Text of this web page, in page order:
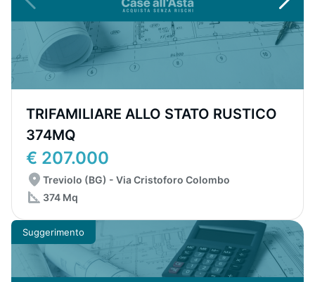
TRIFAMILIARE ALLO STATO RUSTICO
374MQ
€ 207.000
Treviolo (BG) - Via Cristoforo Colombo
374 Mq
Suggerimento